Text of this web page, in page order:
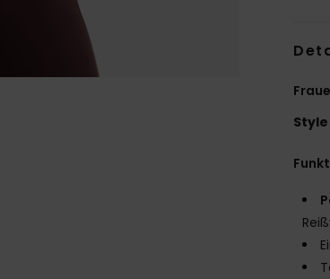
Style